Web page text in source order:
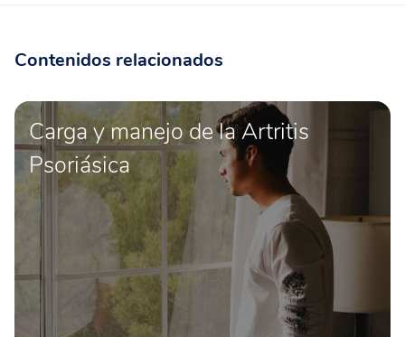
Contenidos relacionados
Carga y manejo de la Artritis
Psoriásica